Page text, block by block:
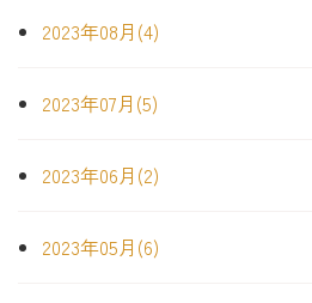
2023年08月(4)
2023年07月(5)
2023年06月(2)
2023年05月(6)